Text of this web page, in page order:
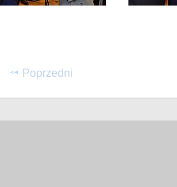
Poprzedni